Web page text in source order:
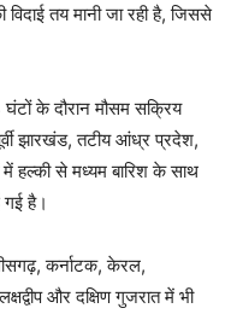
तय मानी जा रही है, जिससे
घंटों के दौरान मौसम सक्रिय
झारखंड, तटीय आंध्र प्रदेश,
हल्की से मध्यम बारिश के साथ
गई है।
कर्नाटक, केरल,
और दक्षिण गुजरात में भी